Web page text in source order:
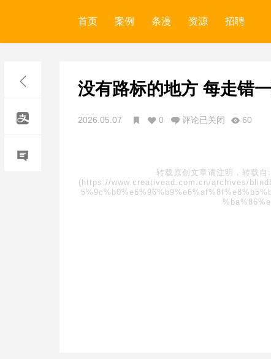
首页 案例 条漫 资源 招聘
没有路标的地方 每走错
2026.05.07 0 评论已关闭 60
转载原创文章请注明，转载自:
(https://www.creativead.com.cn/archives/